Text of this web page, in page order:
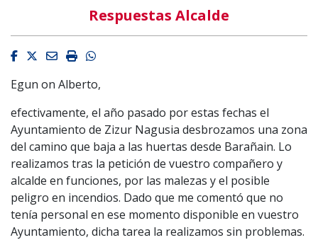
Respuestas Alcalde
Facebook
Twitter
EmailImprimirWhatsapp
Egun on Alberto,
efectivamente, el año pasado por estas fechas el
Ayuntamiento de Zizur Nagusia desbrozamos una zona
del camino que baja a las huertas desde Barañain. Lo
realizamos tras la petición de vuestro compañero y
alcalde en funciones, por las malezas y el posible
peligro en incendios. Dado que me comentó que no
tenía personal en ese momento disponible en vuestro
Ayuntamiento, dicha tarea la realizamos sin problemas.